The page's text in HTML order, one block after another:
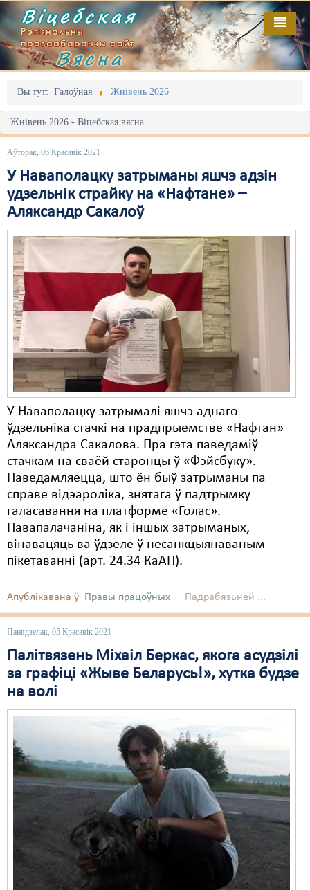
Віцебская
Рэгіянальны
праваабарончы сайт
Вясна
Вы тут: Галоўная Жнівень 2026
Жнівень 2026 - Віцебская вясна
Аўторак, 06 Красавік 2021
У Наваполацку затрыманы яшчэ адзін
удзельнік страйку на «Нафтане» –
Аляксандр Сакалоў
У Наваполацку затрымалі яшчэ аднаго
ўдзельніка стачкі на прадпрыемстве «Нафтан»
Аляксандра Сакалова. Пра гэта паведаміў
стачкам на сваёй старонцы ў «Фэйсбуку».
Паведамляецца, што ён быў затрыманы па
справе відэароліка, знятага ў падтрымку
галасавання на платформе «Голас».
Навапалачаніна, як і іншых затрыманых,
вінавацяць ва ўдзеле ў несанкцыянаваным
пікетаванні (арт. 24.34 КаАП).
Апублікавана ў Правы працоўных Падрабязьней ...
Панядзелак, 05 Красавік 2021
Палітвязень Міхаіл Беркас, якога асудзілі
за графіці «Жыве Беларусь!», хутка будзе
на волі
Галоўная
Адміністрацыйны перасьлед
Акцыі
Выбары
Грамадзянскія ініцыятывы
Дзяржава
Дыскрымінацыя
Затрыманьні
Карная псыхіятрыя
КПЧ ААН
Культурныя правы
ЛПП
Мігранты
Мірныя сходы
Палітвязьні
Правы дзіцяці
Пэнітэнцыярная сыстэма
Рознае
Свабода сумленьня
Суд
Экалёгія
Правы працоўных
Сацыяльныя правы
Выданьні
Відэа
Пра нас
RSS